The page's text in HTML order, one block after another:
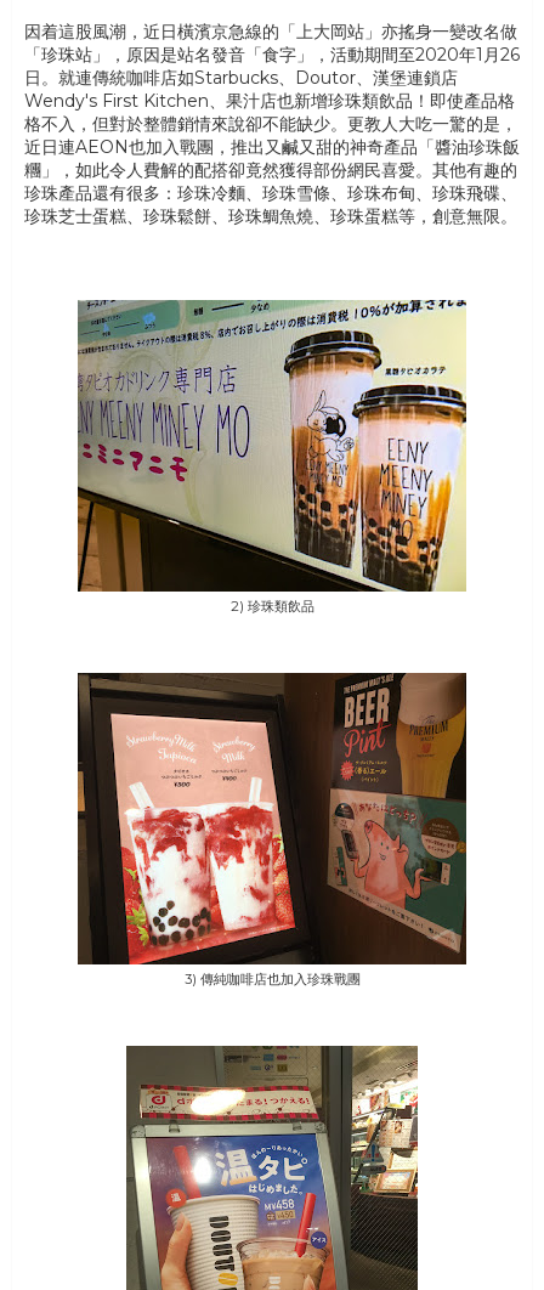
因着這股風潮，近日橫濱京急線的「上大岡站」亦搖身一變改名做
「珍珠站」，原因是站名發音「食字」，活動期間至2020年1月26
日。就連傳統咖啡店如Starbucks、Doutor、漢堡連鎖店
Wendy's First Kitchen、果汁店也新增珍珠類飲品！即使產品格
格不入，但對於整體銷情來說卻不能缺少。更教人大吃一驚的是，
近日連AEON也加入戰團，推出又鹹又甜的神奇產品「醬油珍珠飯
糰」，如此令人費解的配搭卻竟然獲得部份網民喜愛。其他有趣的
珍珠產品還有很多：珍珠冷麵、珍珠雪條、珍珠布甸、珍珠飛碟、
珍珠芝士蛋糕、珍珠鬆餅、珍珠鯛魚燒、珍珠蛋糕等，創意無限。
2) 珍珠類飲品
3) 傳純咖啡店也加入珍珠戰團